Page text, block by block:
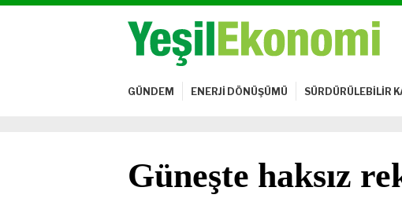
GÜNDEM ENERJİ DÖNÜŞÜMÜ SÜRDÜRÜLEBİLİR
Güneşte haksız